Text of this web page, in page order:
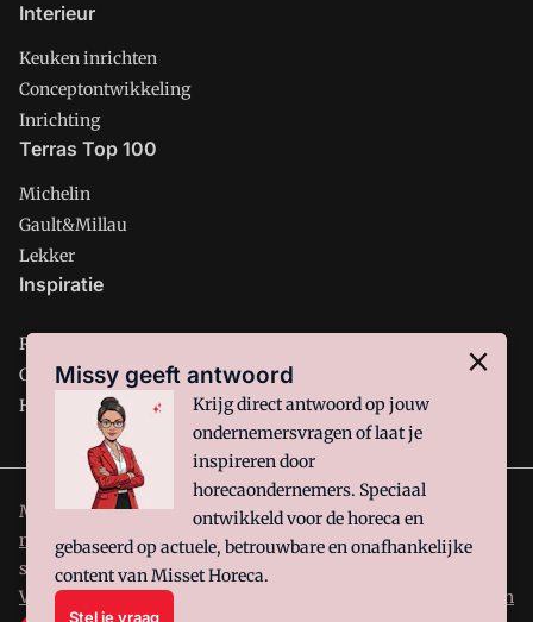
Interieur
Keuken inrichten
Conceptontwikkeling
Inrichting
Terras Top 100
Michelin
Gault&Millau
Lekker
Inspiratie
Restaurant
Café
Hotel
Misset Horeca is onderdeel van VMN media. Lees in
manifestwaar VMN media voor staat. Op gebruik van deze
site zijn de volgende regelingen van toepassing:
VoorwaardenenPrivacy en Cookie beleid Privacy instellingen
Missy geeft antwoord
Krijg direct antwoord op jouw
ondernemersvragen of laat je
inspireren door
horecaondernemers. Speciaal
ontwikkeld voor de horeca en
gebaseerd op actuele, betrouwbare en onafhankelijke
content van Misset Horeca.
Stel je vraag